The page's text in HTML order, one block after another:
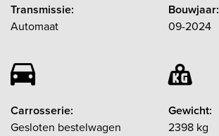
Transmissie:
Automaat
Bouwjaar:
09-2024
Carrosserie:
Gesloten bestelwagen
Gewicht:
2398 kg